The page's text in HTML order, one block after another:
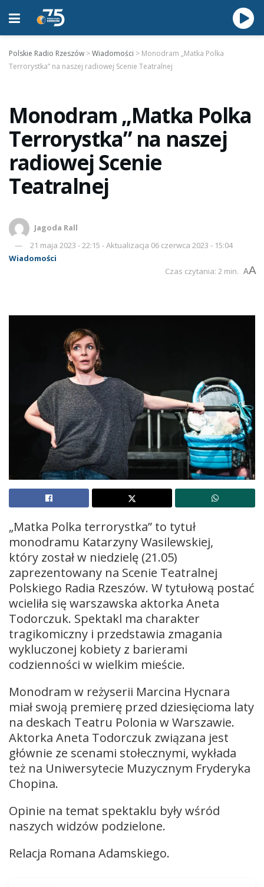
Polskie Radio Rzeszów >Wiadomości > Monodram „Matka Polka
Terrorystka” na naszej radiowej Scenie Teatralnej
Monodram „Matka Polka
Terrorystka” na naszej
radiowej Scenie
Teatralnej
Jagoda Rall
21 maja 2023 - 22:15 - Aktualizacja 06 czerwca 2023 - 15:04
Wiadomości
Czas czytania: 2 min. AA
„Matka Polka terrorystka” to tytuł
monodramu Katarzyny Wasilewskiej,
który został w niedzielę (21.05)
zaprezentowany na Scenie Teatralnej
Polskiego Radia Rzeszów. W tytułową postać
wcieliła się warszawska aktorka Aneta
Todorczuk. Spektakl ma charakter
tragikomiczny i przedstawia zmagania
wykluczonej kobiety z barierami
codzienności w wielkim mieście.
Monodram w reżyserii Marcina Hycnara
miał swoją premierę przed dziesięcioma laty
na deskach Teatru Polonia w Warszawie.
Aktorka Aneta Todorczuk związana jest
głównie ze scenami stołecznymi, wykłada
też na Uniwersytecie Muzycznym Fryderyka
Chopina.
Opinie na temat spektaklu były wśród
naszych widzów podzielone.
Relacja Romana Adamskiego.